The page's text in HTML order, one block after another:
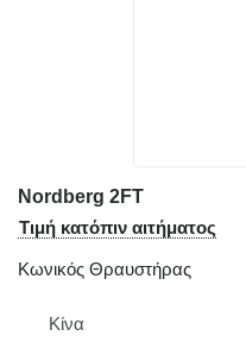
Nordberg 2FT
Τιμή κατόπιν αιτήματος
Κωνικός Θραυστήρας
Κίνα